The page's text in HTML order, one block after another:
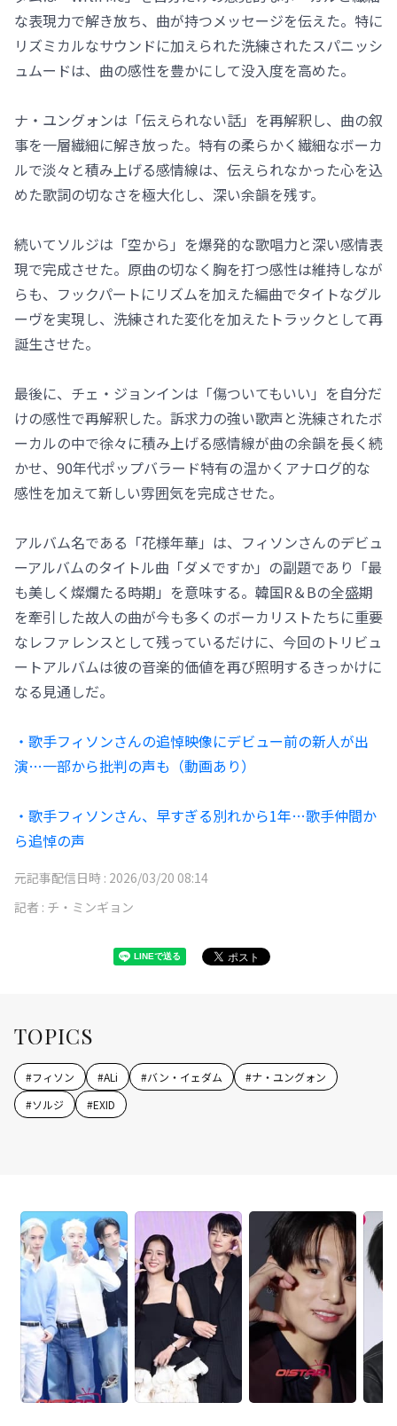
な表現力で解き放ち、曲が持つメッセージを伝えた。特に
リズミカルなサウンドに加えられた洗練されたスパニッシ
ュムードは、曲の感性を豊かにして没入度を高めた。
ナ・ユングォンは「伝えられない話」を再解釈し、曲の叙
事を一層繊細に解き放った。特有の柔らかく繊細なボーカ
ルで淡々と積み上げる感情線は、伝えられなかった心を込
めた歌詞の切なさを極大化し、深い余韻を残す。
続いてソルジは「空から」を爆発的な歌唱力と深い感情表
現で完成させた。原曲の切なく胸を打つ感性は維持しなが
らも、フックパートにリズムを加えた編曲でタイトなグル
ーヴを実現し、洗練された変化を加えたトラックとして再
誕生させた。
最後に、チェ・ジョンインは「傷ついてもいい」を自分だ
けの感性で再解釈した。訴求力の強い歌声と洗練されたボ
ーカルの中で徐々に積み上げる感情線が曲の余韻を長く続
かせ、90年代ポップバラード特有の温かくアナログ的な
感性を加えて新しい雰囲気を完成させた。
アルバム名である「花様年華」は、フィソンさんのデビュ
ーアルバムのタイトル曲「ダメですか」の副題であり「最
も美しく燦爛たる時期」を意味する。韓国R＆Bの全盛期
を牽引した故人の曲が今も多くのボーカリストたちに重要
なレファレンスとして残っているだけに、今回のトリビュ
ートアルバムは彼の音楽的価値を再び照明するきっかけに
なる見通しだ。
・歌手フィソンさんの追悼映像にデビュー前の新人が出
演…一部から批判の声も（動画あり）
・歌手フィソンさん、早すぎる別れから1年…歌手仲間か
ら追悼の声
元記事配信日時 : 2026/03/20 08:14
記者 : チ・ミンギョン
TOPICS
#フィソン #ALi #バン・イェダム #ナ・ユングォン
#ソルジ #EXID